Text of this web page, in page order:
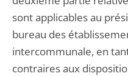
sont applicables au
bureau des
intercommunale, en
contraires aux